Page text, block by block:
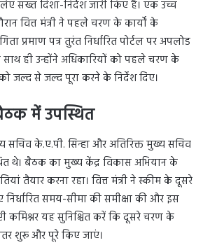
सख्त दिशा-निर्देश जारी किए हैं। एक उच्च
वित्त मंत्री ने पहले चरण के कार्यों के
प्रमाण पत्र तुरंत निर्धारित पोर्टल पर अपलोड
ही उन्होंने अधिकारियों को पहले चरण के
जल्द से जल्द पूरा करने के निर्देश दिए।
में उपस्थित
के.ए.पी. सिन्हा और अतिरिक्त मुख्य सचिव
थे। बैठक का मुख्य केंद्र विकास अभियान के
तैयार करना रहा। वित्त मंत्री ने स्कीम के दूसरे
समय-सीमा की समीक्षा की और इस
कमिश्नर यह सुनिश्चित करें कि दूसरे चरण के
शुरू और पूरे किए जाएं।